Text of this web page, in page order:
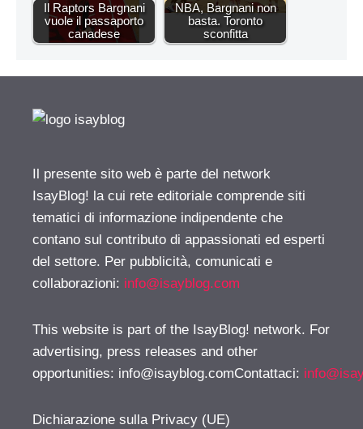
Il Raptors Bargnani
vuole il passaporto
canadese
NBA, Bargnani non
basta. Toronto
sconfitta
Il presente sito web è parte del network
IsayBlog! la cui rete editoriale comprende siti
tematici di informazione indipendente che
contano sul contributo di appassionati ed esperti
del settore. Per pubblicità, comunicati e
collaborazioni: info@isayblog.com
This website is part of the IsayBlog! network. For
advertising, press releases and other
opportunities: info@isayblog.comContattaci:
Dichiarazione sulla Privacy (UE)